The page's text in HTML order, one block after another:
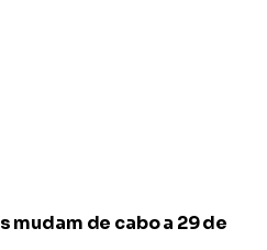
mudam de cabo a 29 de